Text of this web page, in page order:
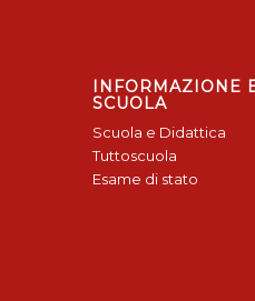
INFORMAZIONE
SCUOLA
Scuola e Didattica
Tuttoscuola
Esame di stato